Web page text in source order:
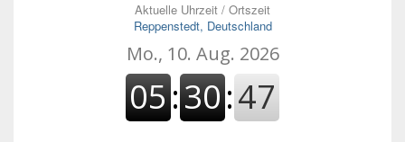
Aktuelle Uhrzeit / Ortszeit
Reppenstedt, Deutschland